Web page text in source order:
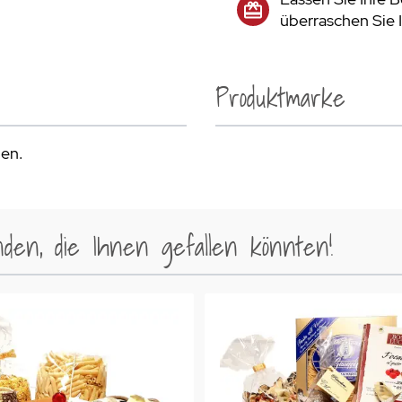
überraschen Sie
Produktmarke
die Ihnen gefallen könnten!